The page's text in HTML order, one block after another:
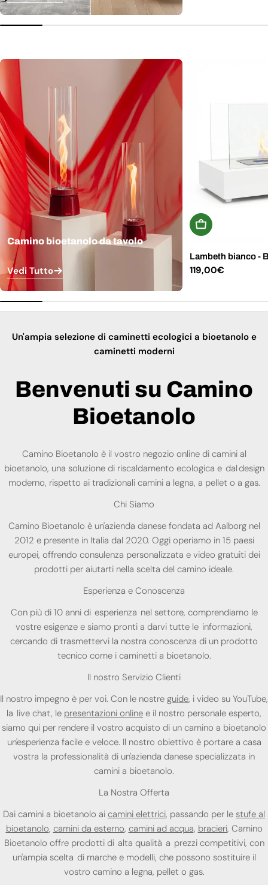
Camino bioetanolo da tavolo
Vedi Tutto
Aggiungi Al
Lambeth bianco -
Prezzo
119,00€
Un'ampia selezione di caminetti ecologici a bioetanolo e
caminetti moderni
Benvenuti su Camino
Bioetanolo
Camino Bioetanolo è il vostro negozio online di camini al
bioetanolo, una soluzione di riscaldamento ecologica e dal design
moderno, rispetto ai tradizionali camini a legna, a pellet o a gas.
Chi Siamo
Camino Bioetanolo è un'azienda danese fondata ad Aalborg nel
2012 e presente in Italia dal 2020. Oggi operiamo in 15 paesi
europei, offrendo consulenza personalizzata e video gratuiti dei
prodotti per aiutarti nella scelta del camino ideale.
Esperienza e Conoscenza
Con più di 10 anni di esperienza nel settore, comprendiamo le
vostre esigenze e siamo pronti a darvi tutte le informazioni,
cercando di trasmettervi la nostra conoscenza di un prodotto
tecnico come i caminetti a bioetanolo.
Il nostro Servizio Clienti
Il nostro impegno è per voi. Con le nostre guide, i video su YouTube,
la live chat, le presentazioni online e il nostro personale esperto,
siamo qui per rendere il vostro acquisto di un camino a bioetanolo
un'esperienza facile e veloce. Il nostro obiettivo è portare a casa
vostra la professionalità di un'azienda danese specializzata in
camini a bioetanolo.
La Nostra Offerta
Dai camini a bioetanolo ai camini elettrici, passando per le stufe al
bioetanolo, camini da esterno, camini ad acqua, bracieri, Camino
Bioetanolo offre prodotti di alta qualità a prezzi competitivi, con
un'ampia scelta di marche e modelli, che possono sostituire il
vostro camino a legna, pellet o gas.